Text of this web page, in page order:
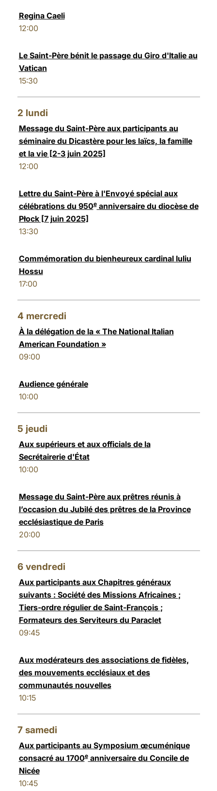
Regina Caeli
12:00
Le Saint-Père bénit le passage du Giro d'Italie au
Vatican
15:30
2 lundi
Message du Saint-Père aux participants au
séminaire du Dicastère pour les laïcs, la famille
et la vie [2-3 juin 2025]
12:00
Lettre du Saint-Père à l'Envoyé spécial aux
célébrations du 950eanniversaire du diocèse de
Płock [7 juin 2025]
13:30
Commémoration du bienheureux cardinal Iuliu
Hossu
17:00
4 mercredi
À la délégation de la « The National Italian
American Foundation »
09:00
Audience générale
10:00
5 jeudi
Aux supérieurs et aux officials de la
Secrétairerie d'État
10:00
Message du Saint-Père aux prêtres réunis à
l’occasion du Jubilé des prêtres de la Province
ecclésiastique de Paris
20:00
6 vendredi
Aux participants aux Chapitres généraux
suivants : Société des Missions Africaines ;
Tiers-ordre régulier de Saint-François ;
Formateurs des Serviteurs du Paraclet
09:45
Aux modérateurs des associations de fidèles,
des mouvements ecclésiaux et des
communautés nouvelles
10:15
7 samedi
Aux participants au Symposium œcuménique
consacré au 1700eanniversaire du Concile de
Nicée
10:45